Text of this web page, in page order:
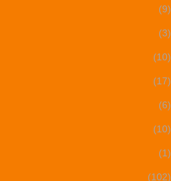
(9)
(3)
(10)
(17)
(6)
(10)
(1)
(102)